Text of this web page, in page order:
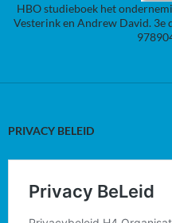
HBO studieboek het
Vesterink en Andrew David. 3e
PRIVACY BELEID